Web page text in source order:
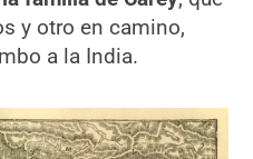
y otro en camino,
a la India.